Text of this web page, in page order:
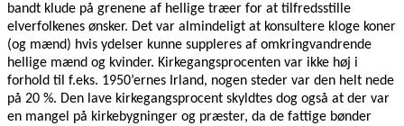
bandt klude på grenene af hellige træer for at tilfredsstille
elverfolkenes ønsker. Det var almindeligt at konsultere kloge koner
(og mænd) hvis ydelser kunne suppleres af omkringvandrende
hellige mænd og kvinder. Kirkegangsprocenten var ikke høj i
forhold til f.eks. 1950’ernes Irland, nogen steder var den helt nede
på 20 %. Den lave kirkegangsprocent skyldtes dog også at der var
en mangel på kirkebygninger og præster, da de fattige bønder